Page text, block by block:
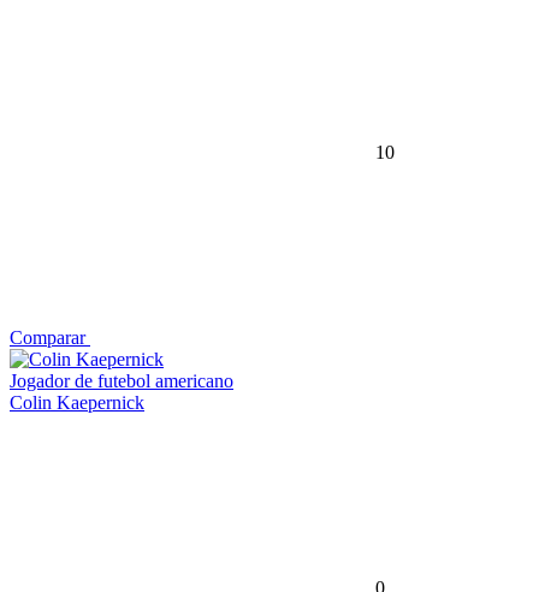
10
Comparar
Jogador de futebol americano
Colin Kaepernick
0